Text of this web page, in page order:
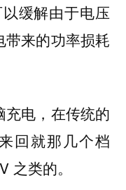
缓解由于电压
来的功率损耗
充电，在传统的
回就那几个档
之类的。